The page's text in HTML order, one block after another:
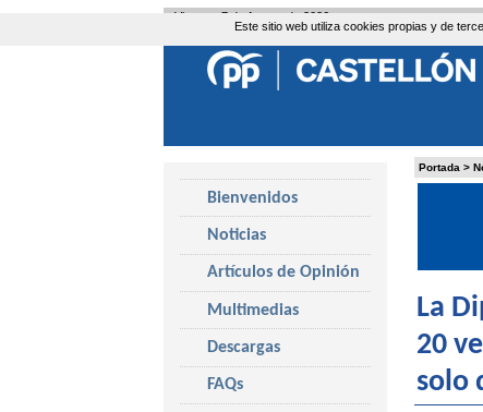
Este sitio web utiliza cookies propias y de
Portada >
La
20
solo
Bienvenidos
Noticias
Artículos de Opinión
Multimedias
Descargas
FAQs
Viernes, 7 de Agosto de 2026